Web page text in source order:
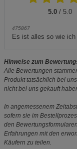
5.0 / 5.0
475867
Es ist alles so wie ich
Hinweise zum
Alle Bewertungen
Produkt tatsächlich bei
nicht bei uns gekauft
In angemessenem
sofern sie im
den
Erfahrungen mit den
Käufern zu teilen.